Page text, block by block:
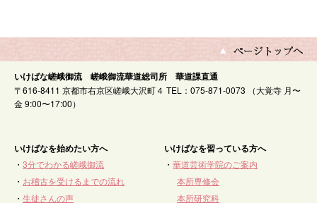
いけばな嵯峨御流 嵯峨御流華道総司所 華道課直通
〒616-8411 京都市右京区嵯峨大沢町４ TEL：075-871-0073 （大覚寺 月〜
金 9:00〜17:00）
いけばなを始めたい方へ
・ 3分でわかる嵯峨御流
・ お稽古を受けるまでの流れ
・ 生徒さんの声
いけばなを習っている方へ
・華道芸術学院のご案内
本所専修会
本所研究科